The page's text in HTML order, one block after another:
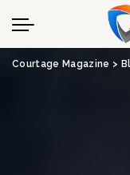
Panneau de
Courtage Magazine >